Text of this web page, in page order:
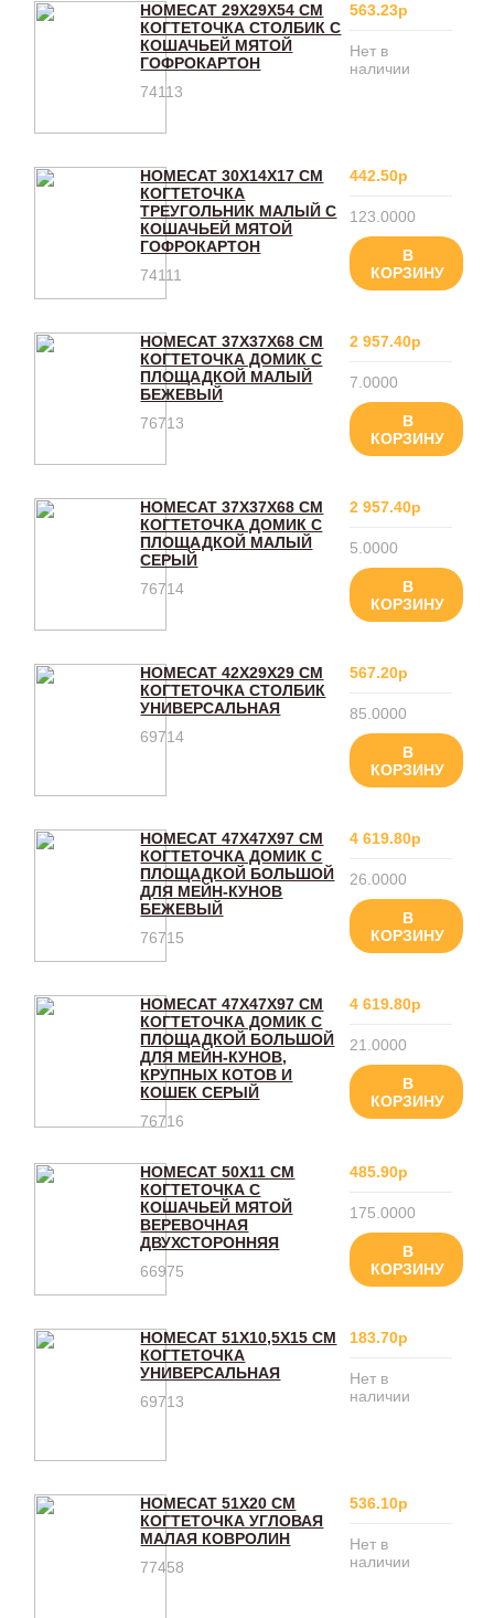
HOMECAT 29Х29Х54 СМ
КОГТЕТОЧКА СТОЛБИК С
КОШАЧЬЕЙ МЯТОЙ
ГОФРОКАРТОН
74113
563.23р
Нет в
наличии
HOMECAT 30Х14Х17 СМ
КОГТЕТОЧКА
ТРЕУГОЛЬНИК МАЛЫЙ С
КОШАЧЬЕЙ МЯТОЙ
ГОФРОКАРТОН
74111
442.50р
123.0000
В
КОРЗИНУ
HOMECAT 37Х37Х68 СМ
КОГТЕТОЧКА ДОМИК С
ПЛОЩАДКОЙ МАЛЫЙ
БЕЖЕВЫЙ
76713
2 957.40р
7.0000
В
КОРЗИНУ
HOMECAT 37Х37Х68 СМ
КОГТЕТОЧКА ДОМИК С
ПЛОЩАДКОЙ МАЛЫЙ
СЕРЫЙ
76714
2 957.40р
5.0000
В
КОРЗИНУ
HOMECAT 42Х29Х29 СМ
КОГТЕТОЧКА СТОЛБИК
УНИВЕРСАЛЬНАЯ
69714
567.20р
85.0000
В
КОРЗИНУ
HOMECAT 47Х47Х97 СМ
КОГТЕТОЧКА ДОМИК С
ПЛОЩАДКОЙ БОЛЬШОЙ
ДЛЯ МЕЙН-КУНОВ
БЕЖЕВЫЙ
76715
4 619.80р
26.0000
В
КОРЗИНУ
HOMECAT 47Х47Х97 СМ
КОГТЕТОЧКА ДОМИК С
ПЛОЩАДКОЙ БОЛЬШОЙ
ДЛЯ МЕЙН-КУНОВ,
КРУПНЫХ КОТОВ И
КОШЕК СЕРЫЙ
76716
4 619.80р
21.0000
В
КОРЗИНУ
HOMECAT 50Х11 СМ
КОГТЕТОЧКА С
КОШАЧЬЕЙ МЯТОЙ
ВЕРЕВОЧНАЯ
ДВУХСТОРОННЯЯ
66975
485.90р
175.0000
В
КОРЗИНУ
HOMECAT 51Х10,5Х15 СМ
КОГТЕТОЧКА
УНИВЕРСАЛЬНАЯ
69713
183.70р
Нет в
наличии
HOMECAT 51Х20 СМ
КОГТЕТОЧКА УГЛОВАЯ
МАЛАЯ КОВРОЛИН
77458
536.10р
Нет в
наличии